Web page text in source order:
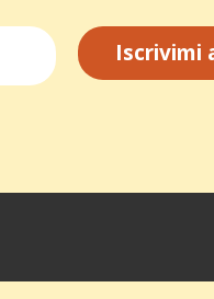
Iscrivimi